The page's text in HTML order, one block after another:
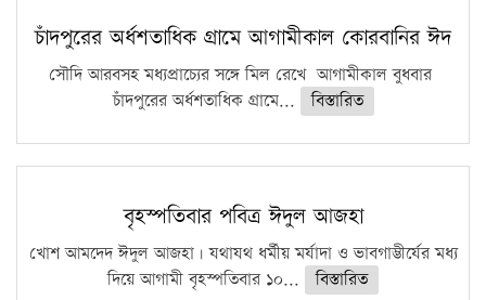
চাঁদপুরের অর্ধশতাধিক গ্রামে আগামীকাল কোরবানির ঈদ
সৌদি আরবসহ মধ্যপ্রাচ্যের সঙ্গে মিল রেখে আগামীকাল বুধবার
চাঁদপুরের অর্ধশতাধিক গ্রামে...
বিস্তারিত
বৃহস্পতিবার পবিত্র ঈদুল আজহা
খোশ আমদেদ ঈদুল আজহা। যথাযথ ধর্মীয় মর্যাদা ও ভাবগাম্ভীর্যের মধ্য
দিয়ে আগামী বৃহস্পতিবার ১০...
বিস্তারিত